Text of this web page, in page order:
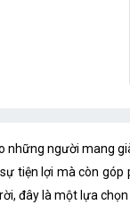
những người mang
tiện lợi mà còn
đây là một lựa